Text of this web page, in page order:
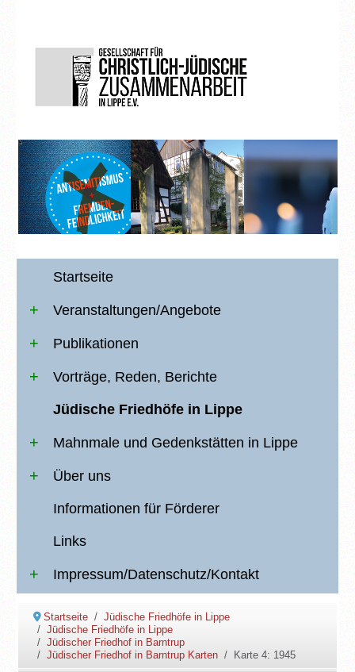
Startseite
Veranstaltungen/Angebote
Publikationen
Vorträge, Reden, Berichte
Jüdische Friedhöfe in Lippe
Mahnmale und Gedenkstätten in Lippe
Über uns
Informationen für Förderer
Links
Impressum/Datenschutz/Kontakt
Startseite
Jüdische Friedhöfe in Lippe
Jüdische Friedhöfe in Lippe
Jüdischer Friedhof in Barntrup
Jüdischer Friedhof in Barntrup Karten
Karte 4: 1945